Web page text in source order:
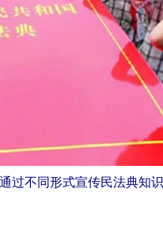
过不同形式宣传民法典知